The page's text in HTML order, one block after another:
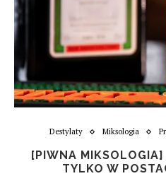
Destylaty Miksologia
[PIWNA MIKSOLOGIA]
TYLKO W